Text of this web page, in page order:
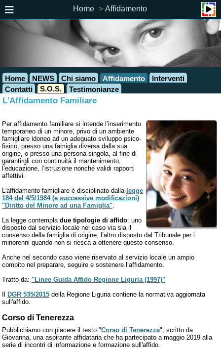
Home Affidamento
Home NEWS Chi siamo Affidamento
Interventi
Contatti
S.O.S. Testimonianze
L'Affidamento Familiare
Per affidamento familiare si intende l’inserimento
temporaneo di un minore, privo di un ambiente
famigliare idoneo ad un adeguato sviluppo psico-
fisico, presso una famiglia diversa dalla sua
origine, o presso una persona singola, al fine di
garantirgli con continuità il mantenimento,
l’educazione, l’istruzione nonché validi rapporti
affettivi.
L'affidamento famigliare è disciplinato dalla legge
184 del 4/5/1984 (e successive modificazioni)
"Diritto del Minore ad una Famiglia".
La legge contempla due tipologie di affido: uno
disposto dal servizio locale nel caso via sia il
consenso della famiglia di origine, l’altro disposto dal Tribunale per i
minorenni quando non si riesca a ottenere questo consenso.
Anche nel secondo caso viene riservato al servizio locale un ampio
compito nel preparare, seguire e sostenere l’affidamento.
Tratto da: "Linee Guida Affido Regione Liguria (1997)"
DGR 535/2015 della Regione Liguria contiene la normativa aggiornata
sull'affido.
Corso di Tenerezza
Pubblichiamo con piacere il testo "Corso di Tenerezza", scritto da
Giovanna, una aspirante affidataria che ha partecipato a maggio 2019 alla
serie di incontri di informazione e formazione sull'affido.